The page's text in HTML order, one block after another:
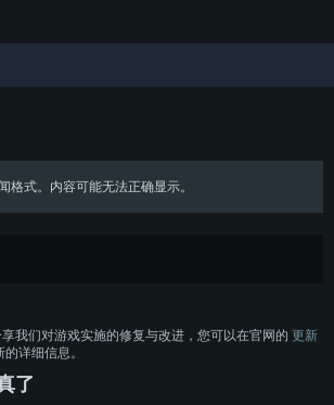
格式。内容可能无法正确显示。
我们对游戏实施的修复与改进，您可以在官网的 更新
详细信息。
了